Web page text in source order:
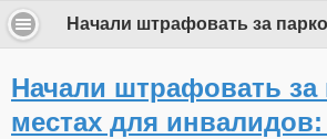
Начали штрафовать за
местах для